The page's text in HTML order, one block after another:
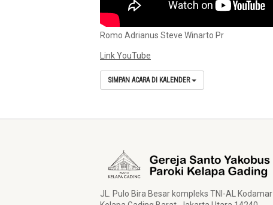
Romo Adrianus Steve Winarto Pr
Link YouTube
SIMPAN ACARA DI KALENDER
JL. Pulo Bira Besar kompleks TNI-AL Kodamar